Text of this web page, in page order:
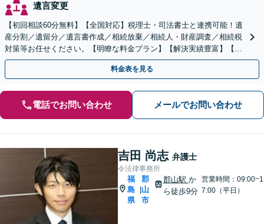
遺言変更
【初回相談60分無料】【全国対応】税理士・司法書士と連携可能！遺
産分割／遺留分／遺言書作成／相続放棄／相続人・財産調査／相続税
対策等お任せください。【明瞭な料金プラン】【解決実績豊富】【電
話相談可】
料金表を見る
電話でお問い合わせ メールでお問い合わせ
吉田 尚志 弁護士
令法律事務所
福
島
県
郡
山
市
郡山駅 か
ら徒歩9分
営業時間：09:00~1
7:00（平日）